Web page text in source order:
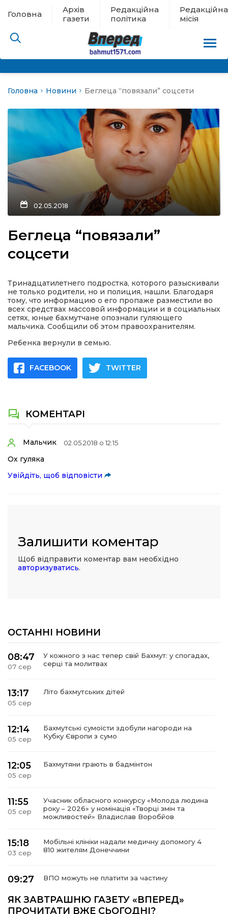
Головна
Архів
газети
Редакційна
політика
Редакційна
місія
евакуації
новини
місія
Головна Новини Беглеца “повязали” соцсети
02.05.2018
Беглеца “повязали”
соцсети
Тринадцатилетнего подростка, которого разыскивали
не только родители, но и полиция, нашли. Благодаря
тому, что информацию о его пропаже разместили во
всех средствах массовой информации и в социальных
сетях, юные бахмутчане опознали гуляющего
мальчика. Сообщили об этом правоохранителям.
Ребенка вернули в семью.
FACEBOOK TWITTER
КОМЕНТАРІ
Мальчик 02.05.2018 о 12:15
Ох гуляка
Увійдіть, щоб відповісти
Залишити коментар
Щоб відправити коментар вам необхідно
авторизуватись.
ОСТАННІ НОВИНИ
08:47
07 сер
У кожного з нас тепер свій Бахмут: у спогадах,
серці та молитвах
13:17
05 сер
Літо бахмутських дітей
12:14
05 сер
Бахмутські сумоїсти здобули нагороди на
Кубку Європи з сумо
12:05
05 сер
Бахмутяни грають в бадмінтон
11:55
05 сер
Учасник обласного конкурсу «Молода людина
року – 2026» у номінація «Творці змін та
можливостей» Владислав Воробйов
15:18
03 сер
Мобільні клініки надали медичну допомогу 4
810 жителям Донеччини
09:27
ВПО можуть не платити за частину
комунальних послуг: про що йдеться
ЯК ЗАВТРАШНЮ ГАЗЕТУ «ВПЕРЕД»
ПРОЧИТАТИ ВЖЕ СЬОГОДНІ?